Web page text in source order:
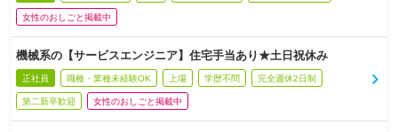
女性のおしごと掲載中
機械系の【サービスエンジニア】住宅手当あり★土日祝休み
正社員 職種・業種未経験OK 上場 学歴不問 完全週休2日制
第二新卒歓迎 女性のおしごと掲載中